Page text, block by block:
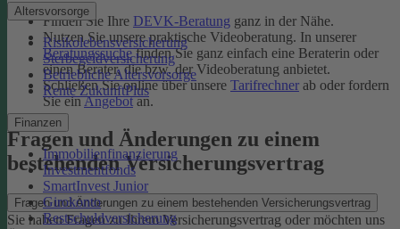
Altersvorsorge
Risikolebensversicherung
Sterbegeldversicherung
Betriebliche Altersvorsorge
Rente ZukunftPlus
Finanzen
Immobilienfinanzierung
Investmentfonds
SmartInvest Junior
Girokonto
Restschuldversicherung
Finden Sie Ihre DEVK-Beratung ganz in der Nähe.
Nutzen Sie unsere praktische Videoberatung. In unserer
Beratungssuchefinden Sie ganz einfach eine Beraterin oder
einen Berater, die bzw. der Videoberatung anbietet.
Schließen Sie online über unsere Tarifrechner ab oder fordern
Sie einAngebotan.
Fragen und Änderungen zu einem
bestehenden Versicherungsvertrag
Fragen und Änderungen zu einem bestehenden Versicherungsvertrag
Sie haben Fragen zu Ihrem Versicherungsvertrag oder möchten uns